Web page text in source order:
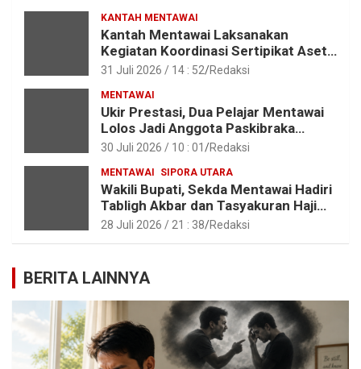
KANTAH MENTAWAI
Kantah Mentawai Laksanakan
Kegiatan Koordinasi Sertipikat Aset
Tanah Pemkab Mentawai
31 Juli 2026 / 14 : 52 Redaksi
MENTAWAI
Ukir Prestasi, Dua Pelajar Mentawai
Lolos Jadi Anggota Paskibraka
Provinsi Sumbar
30 Juli 2026 / 10 : 01 Redaksi
MENTAWAI SIPORA UTARA
Wakili Bupati, Sekda Mentawai Hadiri
Tabligh Akbar dan Tasyakuran Haji
2026 di Kota Padang
28 Juli 2026 / 21 : 38 Redaksi
BERITA LAINNYA